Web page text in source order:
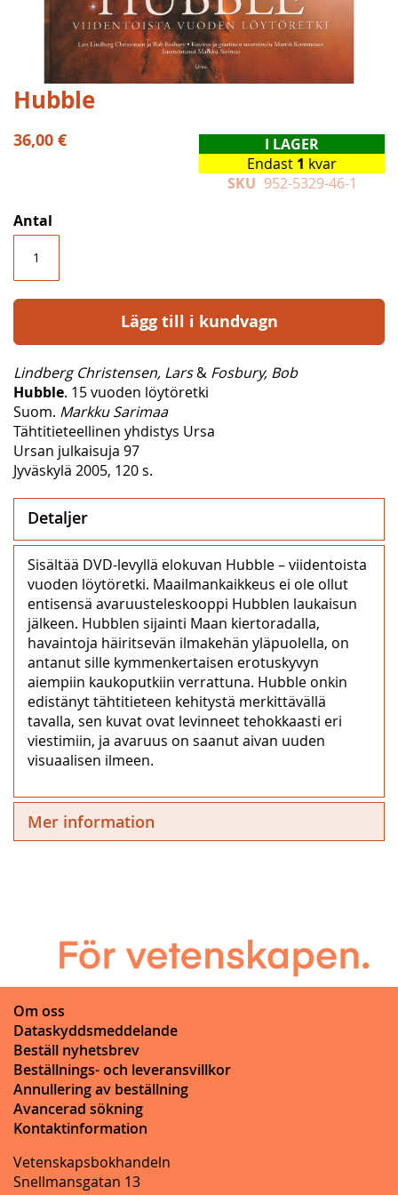
Hoppa
till
början
av
Hubble
36,00 €
I LAGER
Endast 1 kvar
SKU 952-5329-46-1
Antal
Lägg till i kundvagn
Lindberg Christensen, Lars& Fosbury, Bob
Hubble. 15 vuoden löytöretki
Suom. Markku Sarimaa
Tähtitieteellinen yhdistys Ursa
Ursan julkaisuja 97
Jyväskylä 2005, 120 s.
Detaljer
Sisältää DVD-levyllä elokuvan Hubble – viidentoista
vuoden löytöretki. Maailmankaikkeus ei ole ollut
entisensä avaruusteleskooppi Hubblen laukaisun
jälkeen. Hubblen sijainti Maan kiertoradalla,
havaintoja häiritsevän ilmakehän yläpuolella, on
antanut sille kymmenkertaisen erotuskyvyn
aiempiin kaukoputkiin verrattuna. Hubble onkin
edistänyt tähtitieteen kehitystä merkittävällä
tavalla, sen kuvat ovat levinneet tehokkaasti eri
viestimiin, ja avaruus on saanut aivan uuden
visuaalisen ilmeen.
Mer information
Om oss
Dataskyddsmeddelande
Beställ nyhetsbrev
Beställnings- och leveransvillkor
Annullering av beställning
Avancerad sökning
Kontaktinformation
Vetenskapsbokhandeln
Snellmansgatan 13